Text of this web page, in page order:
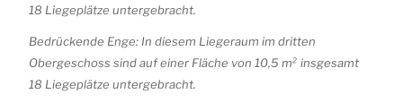
Bedrückende Enge: In diesem Liegeraum im dritten
Obergeschoss sind auf einer Fläche von 10,5 m² insgesamt
18 Liegeplätze untergebracht.